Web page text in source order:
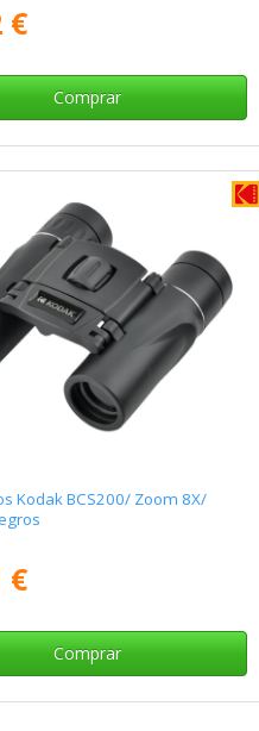
€
Comprar
Kodak BCS200/ Zoom 8X/
€
Comprar